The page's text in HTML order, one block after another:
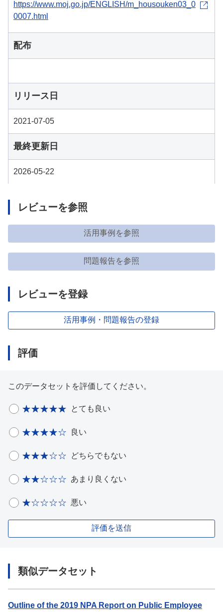
https://www.moj.go.jp/ENGLISH/m_housouken03_0
0007.html
配布
リリース日
2021-07-05
最終更新日
2026-05-22
レビューを参照
活用事例を参照
問題報告を参照
レビューを登録
活用事例・問題報告の登録
評価
このデータセットを評価してください。
とても良い
良い
どちらでもない
あまり良くない
悪い
評価を送信
類似データセット
Outline of the 2019 NPA Report on Public Employee